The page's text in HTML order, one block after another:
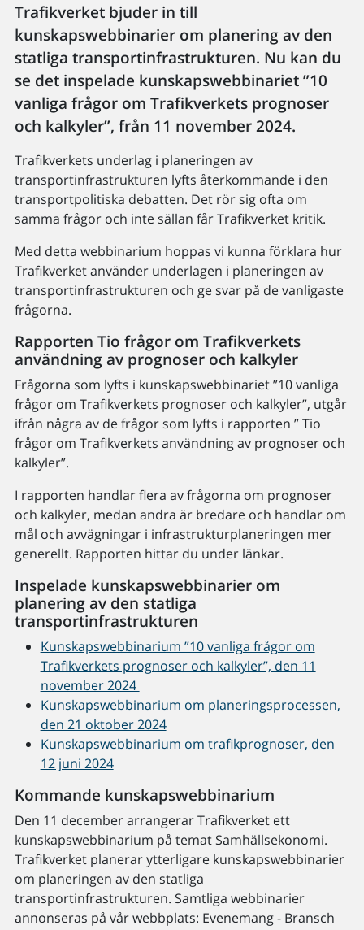
Trafikverket bjuder in till
kunskapswebbinarier om planering av den
statliga transportinfrastrukturen. Nu kan du
se det inspelade kunskapswebbinariet ”10
vanliga frågor om Trafikverkets prognoser
och kalkyler”, från 11 november 2024.
Trafikverkets underlag i planeringen av
transportinfrastrukturen lyfts återkommande i den
transportpolitiska debatten. Det rör sig ofta om
samma frågor och inte sällan får Trafikverket kritik.
Med detta webbinarium hoppas vi kunna förklara hur
Trafikverket använder underlagen i planeringen av
transportinfrastrukturen och ge svar på de vanligaste
frågorna.
Rapporten Tio frågor om Trafikverkets
användning av prognoser och kalkyler
Frågorna som lyfts i kunskapswebbinariet ”10 vanliga
frågor om Trafikverkets prognoser och kalkyler”, utgår
ifrån några av de frågor som lyfts i rapporten ” Tio
frågor om Trafikverkets användning av prognoser och
kalkyler”.
I rapporten handlar flera av frågorna om prognoser
och kalkyler, medan andra är bredare och handlar om
mål och avvägningar i infrastrukturplaneringen mer
generellt. Rapporten hittar du under länkar.
Inspelade kunskapswebbinarier om
planering av den statliga
transportinfrastrukturen
Kunskapswebbinarium ”10 vanliga frågor om
Trafikverkets prognoser och kalkyler”, den 11
november 2024
Kunskapswebbinarium om planeringsprocessen,
den 21 oktober 2024
Kunskapswebbinarium om trafikprognoser, den
12 juni 2024
Kommande kunskapswebbinarium
Den 11 december arrangerar Trafikverket ett
kunskapswebbinarium på temat Samhällsekonomi.
Trafikverket planerar ytterligare kunskapswebbinarier
om planeringen av den statliga
transportinfrastrukturen. Samtliga webbinarier
annonseras på vår webbplats: Evenemang - Bransch